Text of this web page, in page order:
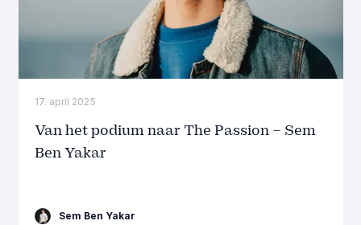
17. april 2025
Van het podium naar The Passion – Sem
Ben Yakar
Sem Ben Yakar